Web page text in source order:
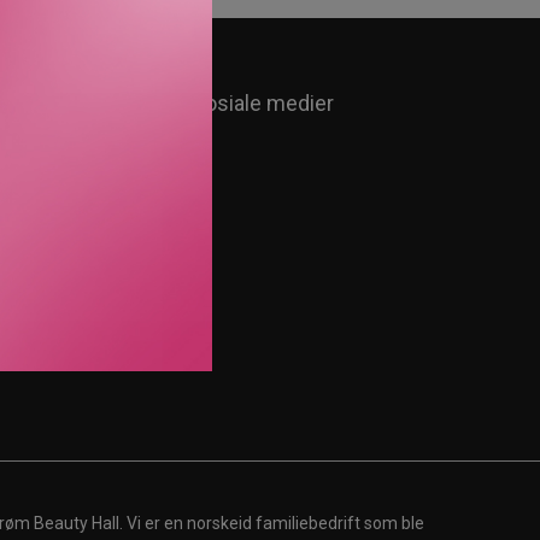
Følg oss i sosiale medier
Beauty Hall. Vi er en norskeid familiebedrift som ble